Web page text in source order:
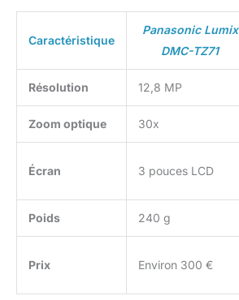
Caractéristique
Panasonic Lumix
DMC-TZ71
Résolution 12,8 MP
Zoom optique 30x
Écran 3 pouces LCD
Poids 240 g
Prix Environ 300 €